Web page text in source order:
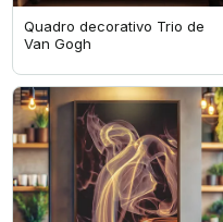
Quadro decorativo Trio de
Van Gogh